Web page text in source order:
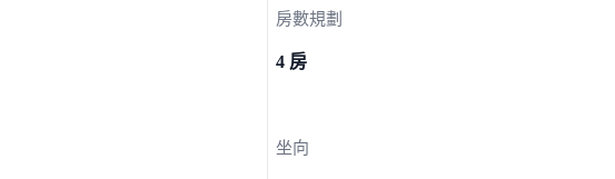
房數規劃
4 房
坐向